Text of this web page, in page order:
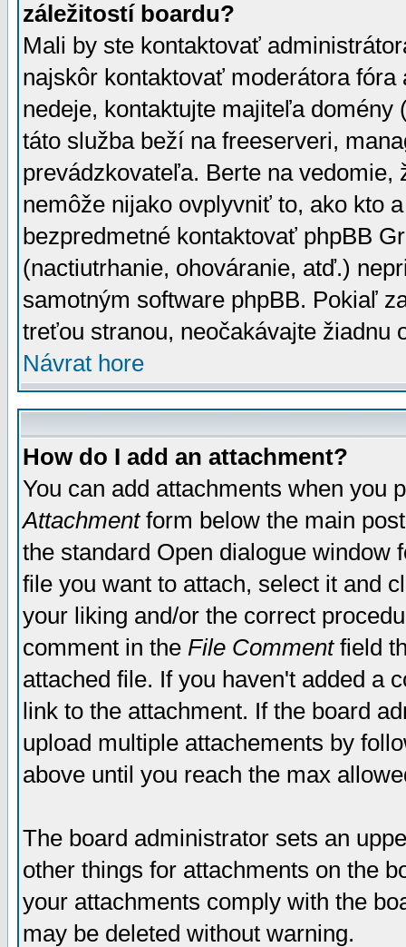
záležitostí boardu?
Mali by ste kontaktovať
najskôr kontaktovať moderátora
nedeje, kontaktujte majiteľa
táto služba beží na freeserveri,
prevádzkovateľa. Berte na vedomie,
nemôže nijako ovplyvniť to, ako kto
bezpredmetné kontaktovať phpBB
(nactiutrhanie, ohováranie, atď.)
samotným software phpBB. Pokiaľ
treťou stranou, neočakávajte žiadnu
Návrat hore
How do I add an attachment?
You can add attachments when you
Attachmentform below the main
the standard Open dialogue window
file you want to attach, select it and
your liking and/or the correct
comment in the File Commentfield
attached file. If you haven't added a
link to the attachment. If the board
upload multiple attachements by
above until you reach the max
The board administrator sets an
other things for attachments on the
your attachments comply with the
may be deleted without warning.